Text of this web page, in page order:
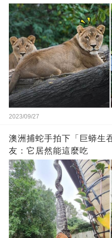
2023/09/27
澳洲捕蛇手拍下「巨蟒生
友：它居然能這麼吃